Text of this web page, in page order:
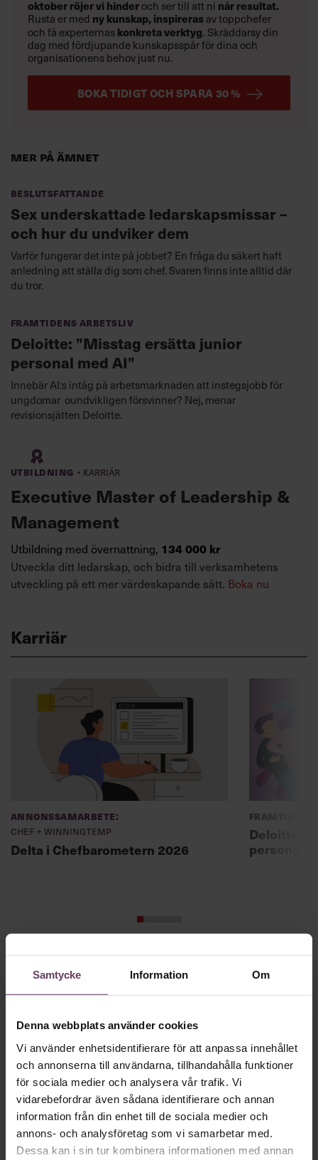
Samtycke Information Om
Denna webbplats använder cookies
Vi använder enhetsidentifierare för att anpassa innehållet
och annonserna till användarna, tillhandahålla funktioner
för sociala medier och analysera vår trafik. Vi
vidarebefordrar även sådana identifierare och annan
information från din enhet till de sociala medier och
annons- och analysföretag som vi samarbetar med.
Dessa kan i sin tur kombinera informationen med annan
Mer på ämnet
Beslutsfattande
Sex underskattade ledarskapsmissar –
och hur du undviker dem
Varför fungerar det inte på jobbet? En fråga du säkert haft
anledning att ställa dig som chef. Svaren finns inte alltid där
du tror.
Framtidens arbetsliv
Deloitte: ”Misstag ersätta junior
personal med AI”
Innebär AI:s intåg på arbetsmarknaden att instegsjobb för
ungdomar oundvikligen försvinner? Nej, menar
revisionsjätten Deloitte.
Utbildning · Karriär
Executive Master of Leadership &
Management
Utbildning med övernattning, 134 000 kr
Utveckla ditt ledarskap, och bidra till verksamhetens
utveckling på ett mer värdeskapande sätt. Boka nu
oktoberröjer vi hinderoch ser till att ni når resultat.
Rusta er med ny kunskap, inspirerasav toppchefer
och få experternaskonkreta verktyg. Skräddarsy din
dag med fördjupande kunskapsspår för dina och
organisationens behov just nu.
BOKA TIDIGT OCH SPARA 30 %
Karriär
Annonssamarbete:
Chef + Winningtemp
Delta i Chefbarometern 2026
Deloitte:
personal
Skriv som en vd med en
app
MVH VD
Kan en app som förvandlar
text till korthugget vd-språk – utan
artighetsfraser, men gärna stavfel – vara
vägen för den som vill nå fram till
toppcheferna?